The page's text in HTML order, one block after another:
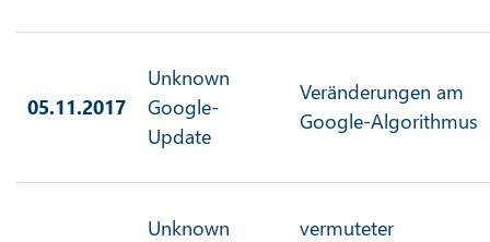
05.11.2017
Unknown
Google-
Update
Veränderungen am
Google-Algorithmus
Unknown
vermuteter